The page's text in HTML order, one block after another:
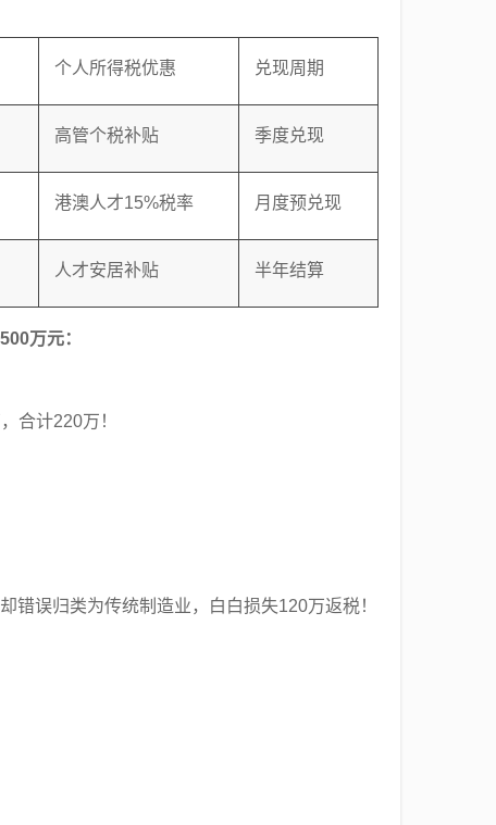
个人所得税优惠 兑现周期
高管个税补贴 季度兑现
港澳人才15%税率 月度预兑现
人才安居补贴 半年结算
万元：
合计220万！
错误归类为传统制造业，白白损失120万返税！